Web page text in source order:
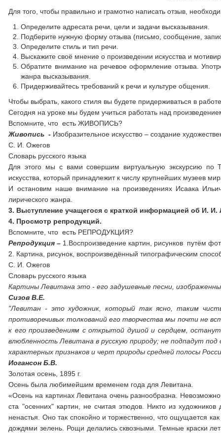
Для того, чтобы правильно и грамотно написать отзыв,
Определите адресата речи, цели и задачи высказывания.
Подберите нужную форму отзыва (письмо, сообщение,
Определите стиль и тип речи.
Выскажите своё мнение о произведении искусства и
Обратите внимание на речевое оформление отзыва.
жанра высказывания.
Придерживайтесь требований к речи и культуре общения.
Чтобы выбрать, какого стиля вы будете придерживаться в
Сегодня на уроке мы будем учиться работать над
Вспомните, что есть ЖИВОПИСЬ?
Живопись- Изобразительное искусство – создание
С. И. Ожегов
Словарь русского
Для этого мы с вами совершим виртуальную экскурсию по
искусства, который принадлежит к числу крупнейших музеев
И остановим наше внимание на произведениях Исаака
лирического жанра.
3. Выступление учащегося с краткой информацией об И. И.
4. Просмотр репродукций.
Вспомните, что есть РЕПРОДУКЦИЯ?
Репродукция – 1.Воспроизведение картин, рисунков путём
2. Картина, рисунок, воспроизведённый типографическим
С. И. Ожегов
Словарь
Картины Левитана это - его задушевные
Сизов В.Е.
"Левитан - это художник, который так ясно, таким
противоречивых толкований его творчества мы почти не
к его произведениям с открытой душой и сердцем,
влюбленность Левитана в русскую природу; не подпадут
характерных признаков и черт природы средней полосы
Иогансон Б.В.
Золотая осень, 1895 г.
Осень была любимейшим временем года для Левитана.
«Осень на картинах Левитана очень разнообразна.
ста "осенних" картин, не считая этюдов. Никто из
ненастья. Оно так спокойно и торжественно, что ощущается
дождями зелень. Рощи делались сквозными. Темные краски